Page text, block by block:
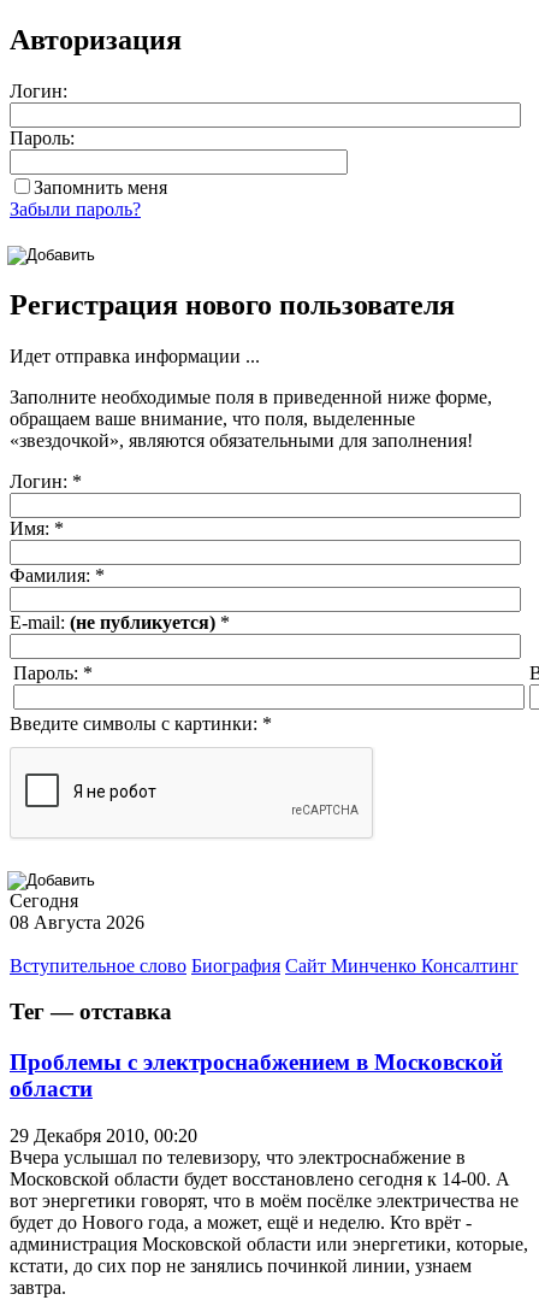
Авторизация
Логин:
Пароль:
Запомнить меня
Забыли пароль?
Регистрация нового пользователя
Идет отправка информации ...
Заполните необходимые поля в приведенной ниже форме,
обращаем ваше внимание, что поля, выделенные
«звездочкой», являются обязательными для заполнения!
Логин: *
Имя: *
Фамилия: *
E-mail: (не публикуется) *
Пароль: *
Введите символы с картинки: *
Сегодня
08 Августа 2026
Вступительное слово Биография Сайт Минченко Консалтинг
Тег — отставка
Проблемы с электроснабжением в Московской
области
29 Декабря 2010, 00:20
Вчера услышал по телевизору, что электроснабжение в
Московской области будет восстановлено сегодня к 14-00. А
вот энергетики говорят, что в моём посёлке электричества не
будет до Нового года, а может, ещё и неделю. Кто врёт -
администрация Московской области или энергетики, которые,
кстати, до сих пор не занялись починкой линии, узнаем
завтра.